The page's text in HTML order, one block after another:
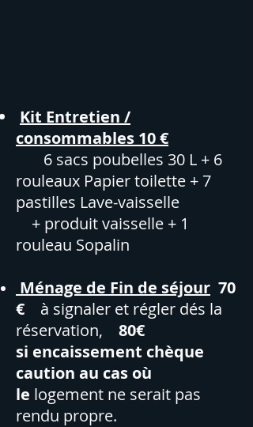
Kit Entretien /
consommables 10 €
6 sacs poubelles 30 L + 6
rouleaux Papier toilette + 7
pastilles Lave-vaisselle
+ produit vaisselle + 1
rouleau Sopalin
Ménage de Fin de séjour 70
€ à signaler et régler dés la
réservation, 80€
si encaissement chèque
caution au cas où
le logement ne serait pas
rendu propre.